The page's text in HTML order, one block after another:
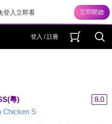
登入立即看
登入 / 註冊
粵)
8.0
Chicken S